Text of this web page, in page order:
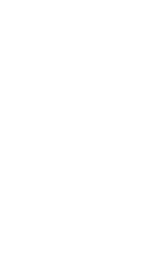
Incendios para